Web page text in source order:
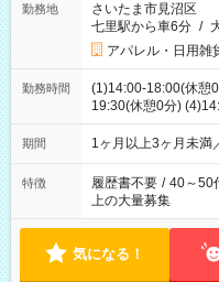
勤務地
さいたま市見沼区
七里駅から車6分 /
アパレル・日用雑
勤務時間
(1)14:00-18:00(休憩
19:30(休憩0分)
ます
期間 1ヶ月以上3ヶ月未満
特徴 履歴書不要 / 40～50
上の大量募集
気になる！